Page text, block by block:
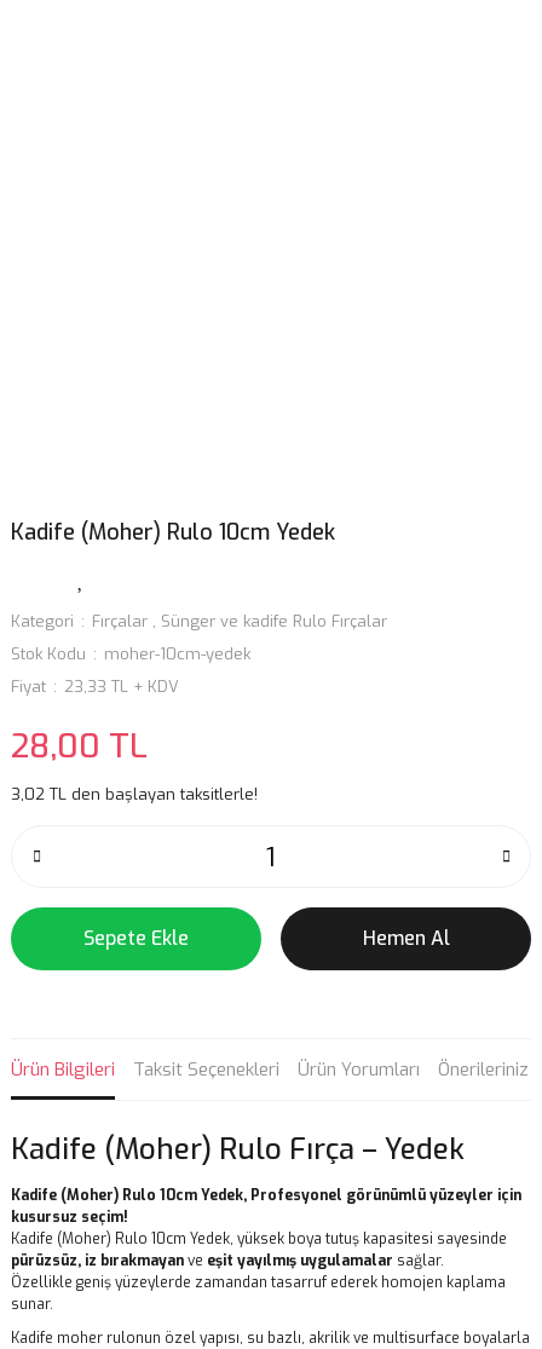
Kadife (Moher) Rulo 10cm Yedek
Kategori Fırçalar , Sünger ve kadife Rulo Fırçalar
Stok Kodu
moher-10cm-yedek
Fiyat
23,33 TL + KDV
28,00 TL
3,02 TL den başlayan taksitlerle!
Sepete Ekle Hemen Al
Ürün Bilgileri Taksit Seçenekleri Ürün Yorumları Önerileriniz
Kadife (Moher) Rulo Fırça – Yedek
Kadife (Moher) Rulo 10cm Yedek, Profesyonel görünümlü yüzeyler için
kusursuz seçim!
Kadife (Moher) Rulo 10cm Yedek, yüksek boya tutuş kapasitesi sayesinde
pürüzsüz, iz bırakmayanve eşit yayılmış uygulamalar sağlar.
Özellikle geniş yüzeylerde zamandan tasarruf ederek homojen kaplama
sunar.
Kadife moher rulonun özel yapısı, su bazlı, akrilik ve multisurface boyalarla